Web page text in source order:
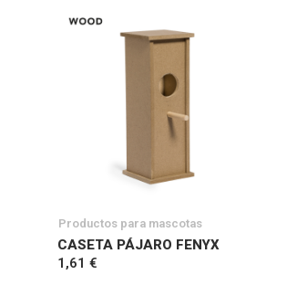
Productos para mascotas
CASETA PÁJARO FENYX
1,61 €